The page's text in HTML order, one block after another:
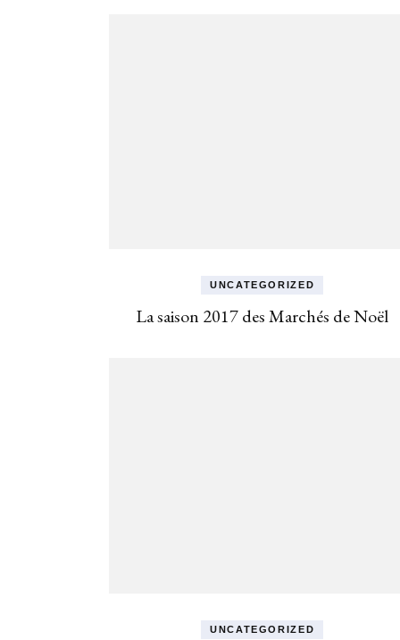
UNCATEGORIZED
La saison 2017 des Marchés de Noël
UNCATEGORIZED